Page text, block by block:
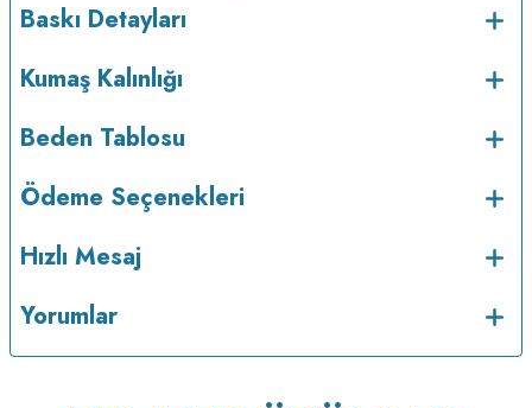
maksimum 30 C sıcaklıkta ve tersten yıkanır.
Kurutma makinesinde kurutulmaz. Orta ısıda ve tersten
Baskı Detayları
Kumaş Kalınlığı
Beden Tablosu
Ödeme Seçenekleri
Hızlı Mesaj
Yorumlar